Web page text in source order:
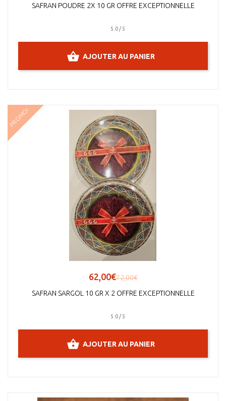
SAFRAN POUDRE 2X 10 GR OFFRE EXCEPTIONNELLE
5.0 / 5
AJOUTER AU PANIER
PROMO!
62,00€72,00€
SAFRAN SARGOL 10 GR X 2 OFFRE EXCEPTIONNELLE
5.0 / 5
AJOUTER AU PANIER